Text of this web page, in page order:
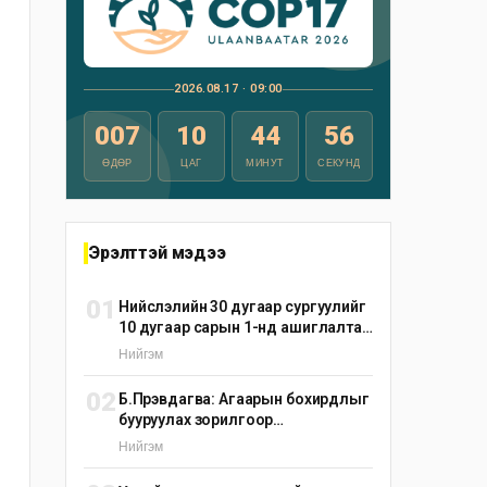
2026.08.17 · 09:00
007
ӨДӨР
10
ЦАГ
44
МИНУТ
55
СЕКУНД
Эрэлттэй мэдээ
01 Нийслэлийн 30 дугаар сургуулийг
10 дугаар сарын 1-нд ашиглалтад
оруулна
Нийгэм
02 Б.Пүрэвдагва: Агаарын бохирдлыг
бууруулах зорилгоор
эрдэнэшишийн барьцалдуулагч
Нийгэм